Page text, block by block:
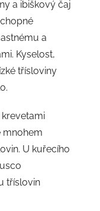
a ibiškový čaj
a
Kyselost,
třísloviny
krevetami
mnohem
U kuřecího
tříslovin